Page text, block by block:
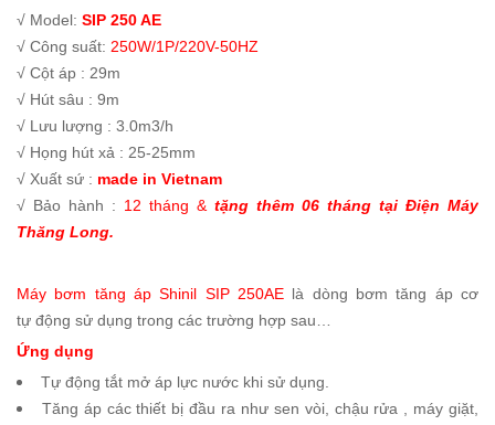
√ Model: SIP 250 AE
√ Công suất: 250W/1P/220V-50HZ
√ Cột áp : 29m
√ Hút sâu : 9m
√ Lưu lượng : 3.0m3/h
√ Họng hút xả : 25-25mm
√ Xuất sứ : made in Vietnam
√ Bảo hành : 12 tháng & tặng thêm 06 tháng tại Điện Máy
Thăng Long.
Máy bơm tăng áp Shinil SIP 250AE là dòng bơm tăng áp cơ
tự động sử dụng trong các trường hợp sau…
Ứng dụng
Tự động tắt mở áp lực nước khi sử dụng.
Tăng áp các thiết bị đầu ra như sen vòi, chậu rửa , máy giặt,